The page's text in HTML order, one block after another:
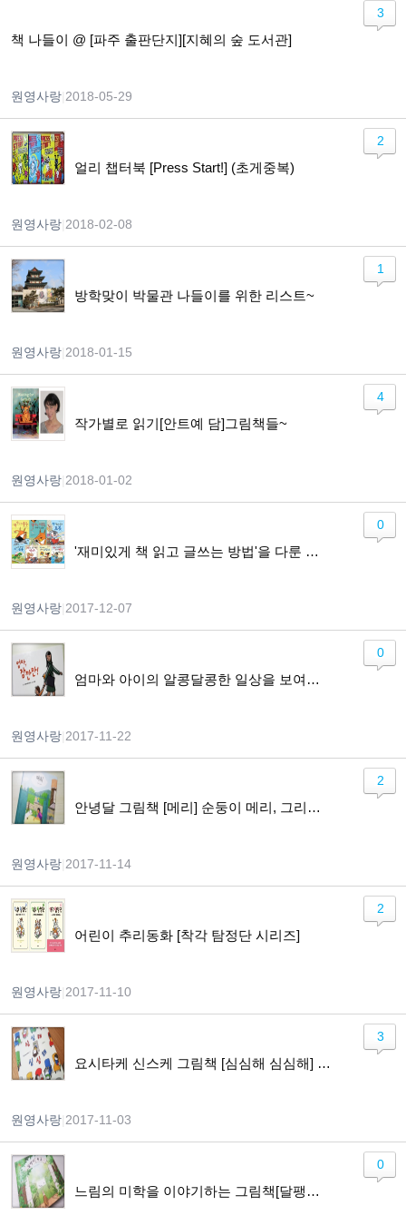
책 나들이 @ [파주 출판단지][지혜의 숲 도서관]
원영사랑 2018-05-29
3
얼리 챕터북 [Press Start!] (초게중복)
원영사랑 2018-02-08
2
방학맞이 박물관 나들이를 위한 리스트~
원영사랑 2018-01-15
1
작가별로 읽기[안트예 담]그림책들~
원영사랑 2018-01-02
4
'재미있게 책 읽고 글쓰는 방법'을 다룬 어린이 동화
원영사랑 2017-12-07
0
엄마와 아이의 알콩달콩한 일상을 보여주는 그림책~
원영사랑 2017-11-22
0
안녕달 그림책 [메리] 순둥이 메리, 그리고 할머니
원영사랑 2017-11-14
2
어린이 추리동화 [착각 탐정단 시리즈]
원영사랑 2017-11-10
2
요시타케 신스케 그림책 [심심해 심심해] 엄마도 심심하고 싶어~ㅎㅎ
원영사랑 2017-11-03
3
느림의 미학을 이야기하는 그림책[달팽이 학교][거북이 나라의 금방]
0